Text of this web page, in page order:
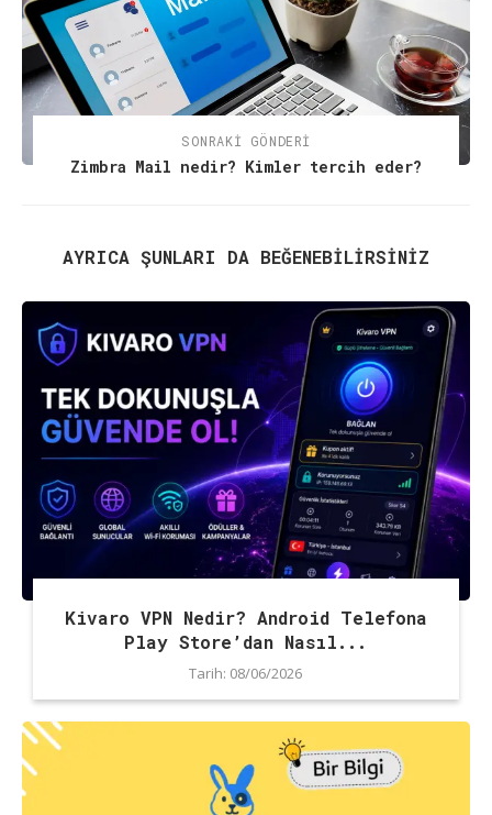
SONRAKI GÖNDERI
Zimbra Mail nedir? Kimler tercih eder?
AYRICA ŞUNLARI DA BEĞENEBILIRSINIZ
Kivaro VPN Nedir? Android Telefona
Play Store’dan Nasıl...
Tarih: 08/06/2026